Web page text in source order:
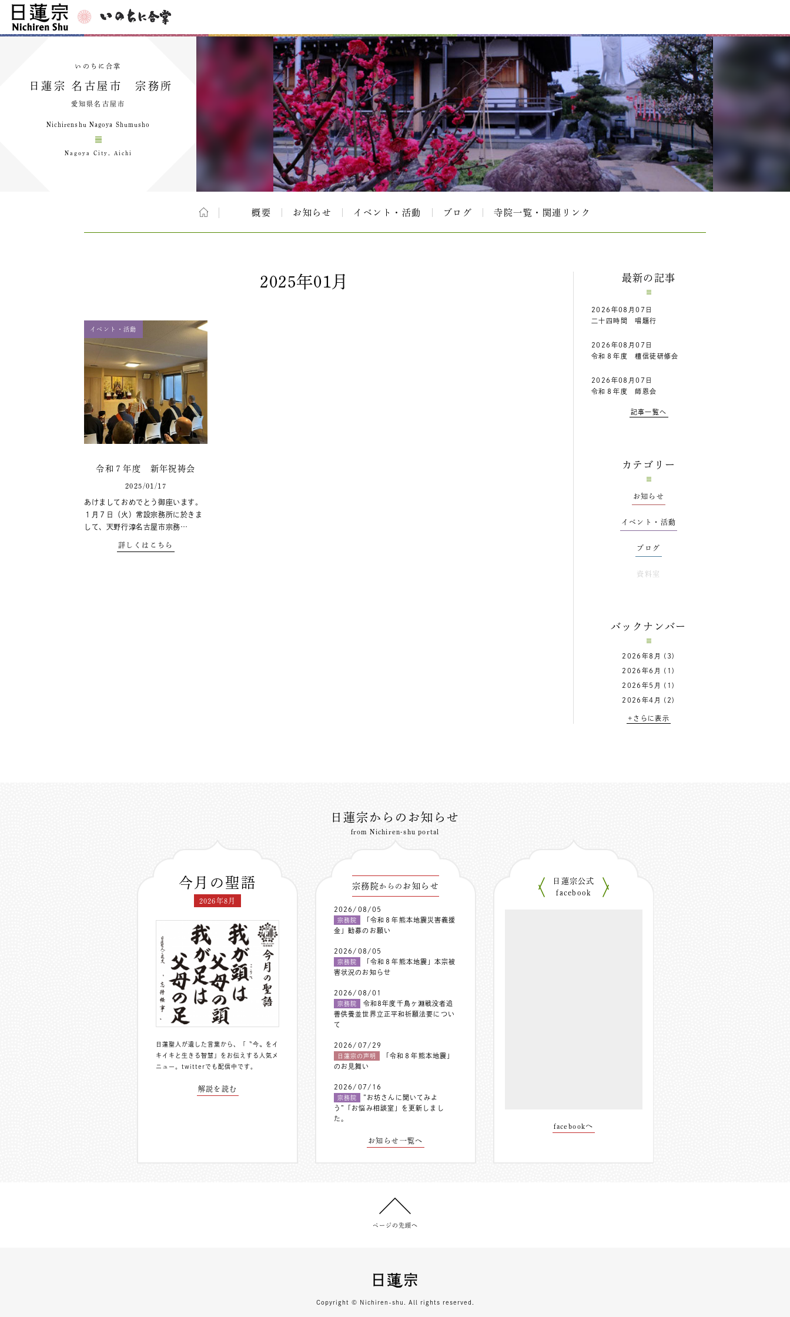
いのちに合掌
日蓮宗 名古屋市 宗務所
愛知県名古屋市
Nichirenshu Nagoya Shumusho
Nagoya City, Aichi
概要 お知らせ イベント・活動 ブログ 寺院一覧・関連リンク
2025年01月
イベント・活動
令和７年度 新年祝祷会
2025/01/17
あけましておめでとう御座います。
１月７日（火）常設宗務所に於きま
して、天野行淳名古屋市宗務…
詳しくはこちら
最新の記事
2026年08月07日
二十四時間 唱題行
2026年08月07日
令和８年度 檀信徒研修会
2026年08月07日
令和８年度 師恩会
記事一覧へ
カテゴリー
お知らせ
イベント・活動
ブログ
資料室
バックナンバー
2026年8月 (3)
2026年6月 (1)
2026年5月 (1)
2026年4月 (2)
+さらに表示
日蓮宗からのお知らせ
from Nichiren-shu portal
今月の聖語
2026年8月
日蓮聖人が遺した言葉から、「〝今〟をイ
キイキと生きる智慧」をお伝えする人気メ
ニュー。 twitterでも配信中 です。
解説を読む
宗務院からの お知らせ
2026/08/05
宗務院
「令和８年熊本地震災害義援
金」勧募のお願い
2026/08/05
宗務院
「令和８年熊本地震」本宗被
害状況のお知らせ
2026/08/01
宗務院
令和8年度千鳥ヶ淵戦没者追
善供養並世界立正平和祈願法要につい
て
2026/07/29
日蓮宗の声明
「令和８年熊本地震」
のお見舞い
2026/07/16
宗務院
”お坊さんに聞いてみよ
う”「お悩み相談室」を更新しまし
た。
お知らせ一覧へ
日蓮宗公式
facebook
facebookへ
ページの先頭へ
Copyright © Nichiren-shu. All rights reserved.